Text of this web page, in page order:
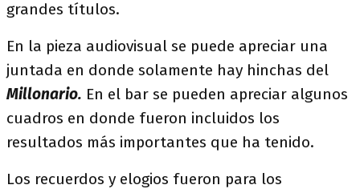
grandes títulos.
En la pieza audiovisual se puede apreciar una
juntada en donde solamente hay hinchas del
Millonario. En el bar se pueden apreciar algunos
cuadros en donde fueron incluidos los
resultados más importantes que ha tenido.
Los recuerdos y elogios fueron para los